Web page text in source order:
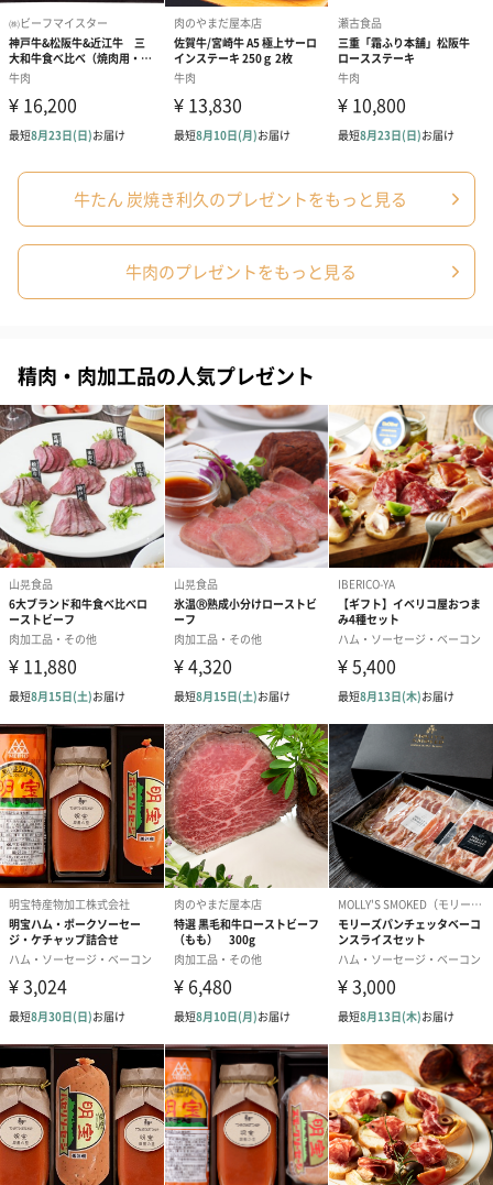
商品詳細情報
内容量／数量
牛たん塩味100g×4個
製造から180日
外装サイズ
幅23.5cm×縦29.5cm×高さ4cm
保存方法
-18℃で保存
冷蔵庫での解凍後は【3日以内】にお召上がりくださ
い。
配送方法
クール便（冷凍）
備考
紙袋や熨斗、メッセージカードなどのオプションの対
応は行なっていません。
牛たん 炭焼き利久のプレゼントをもっと見る
牛肉のプレゼントをもっと見る
精肉・肉加工品の人気プレゼント